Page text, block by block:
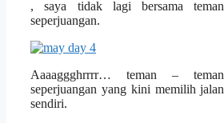
, saya tidak lagi bersama teman
seperjuangan.
Aaaaggghrrrr… teman – teman
seperjuangan yang kini memilih jalan
sendiri.